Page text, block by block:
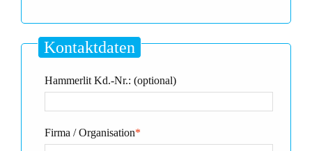
Kontaktdaten
Hammerlit Kd.-Nr.: (optional)
*
Firma / Organisation